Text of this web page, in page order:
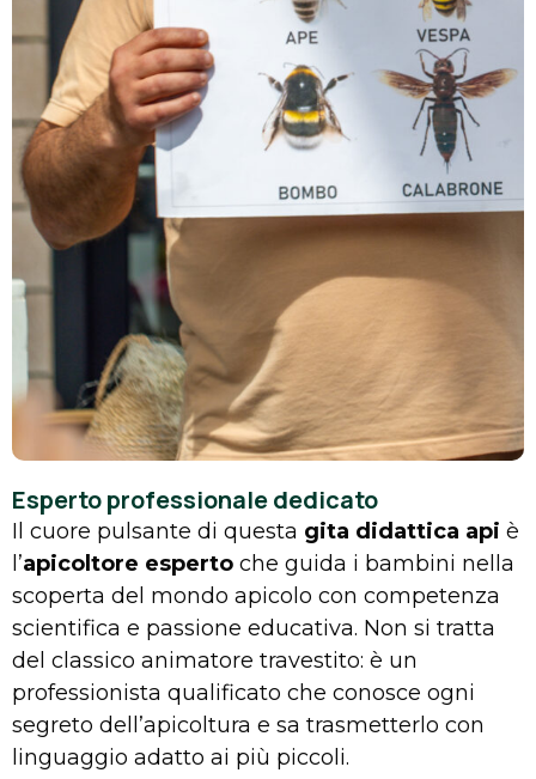
Esperto professionale dedicato
Il cuore pulsante di questa gita didattica api è
l’apicoltore esperto che guida i bambini nella
scoperta del mondo apicolo con competenza
scientifica e passione educativa. Non si tratta
del classico animatore travestito: è un
professionista qualificato che conosce ogni
segreto dell’apicoltura e sa trasmetterlo con
linguaggio adatto ai più piccoli.